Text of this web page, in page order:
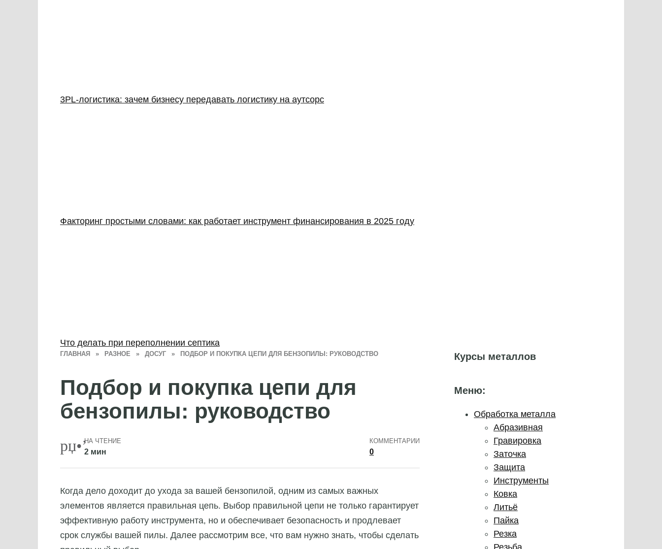
ГЛАВНАЯ » РАЗНОЕ » ДОСУГ » ПОДБОР И ПОКУПКА ЦЕПИ ДЛЯ БЕНЗОПИЛЫ: РУКОВОДСТВО
Подбор и покупка цепи для
бензопилы: руководство
НА ЧТЕНИЕ
2 мин
КОММЕНТАРИИ
0
Когда дело доходит до ухода за вашей бензопилой, одним из самых важных
элементов является правильная цепь. Выбор правильной цепи не только гарантирует
эффективную работу инструмента, но и обеспечивает безопасность и продлевает
срок службы вашей пилы. Далее рассмотрим все, что вам нужно знать, чтобы сделать
Курсы металлов
Меню:
Обработка металла
Абразивная
Гравировка
Заточка
Защита
Инструменты
Ковка
Литьё
Пайка
Резка
Резьба
3PL‑логистика: зачем бизнесу передавать логистику на аутсорс
Факторинг простыми словами: как работает инструмент финансирования в 2025 году
Что делать при переполнении септика